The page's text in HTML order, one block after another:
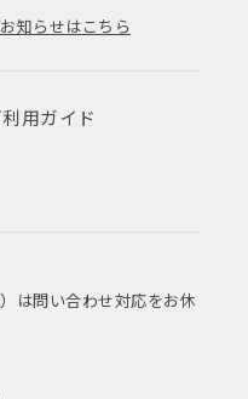
知らせはこちら
利用ガイド
は問い合わせ対応をお休